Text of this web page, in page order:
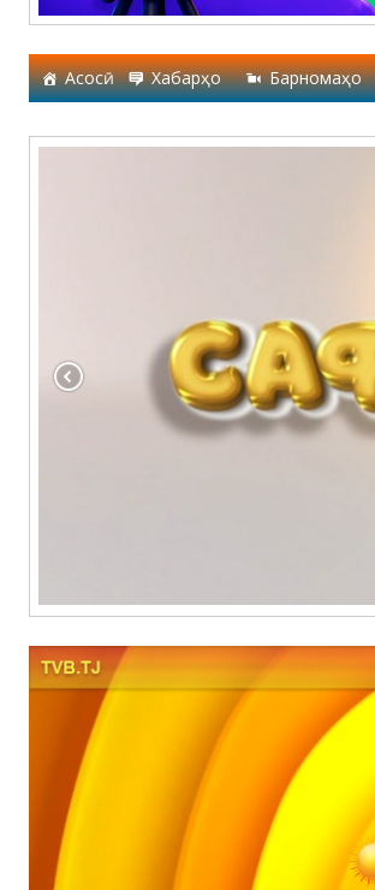
Асосӣ Хабарҳо Барномаҳо